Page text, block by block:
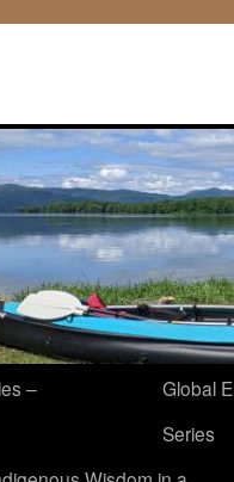
–
Global
Series